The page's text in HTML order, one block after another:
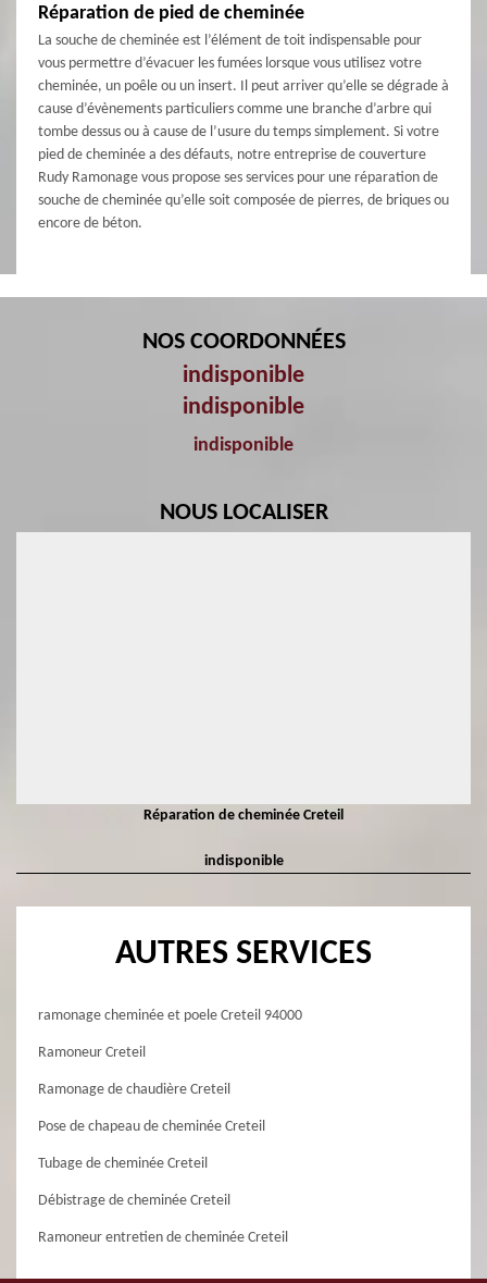
Réparation de pied de cheminée
La souche de cheminée est l’élément de toit indispensable pour
vous permettre d’évacuer les fumées lorsque vous utilisez votre
cheminée, un poêle ou un insert. Il peut arriver qu’elle se dégrade à
cause d’évènements particuliers comme une branche d’arbre qui
tombe dessus ou à cause de l’usure du temps simplement. Si votre
pied de cheminée a des défauts, notre entreprise de couverture
Rudy Ramonage vous propose ses services pour une réparation de
souche de cheminée qu’elle soit composée de pierres, de briques ou
encore de béton.
NOS COORDONNÉES
indisponible
indisponible
indisponible
NOUS LOCALISER
Réparation de cheminée Creteil
indisponible
AUTRES SERVICES
ramonage cheminée et poele Creteil 94000
Ramoneur Creteil
Ramonage de chaudière Creteil
Pose de chapeau de cheminée Creteil
Tubage de cheminée Creteil
Débistrage de cheminée Creteil
Ramoneur entretien de cheminée Creteil